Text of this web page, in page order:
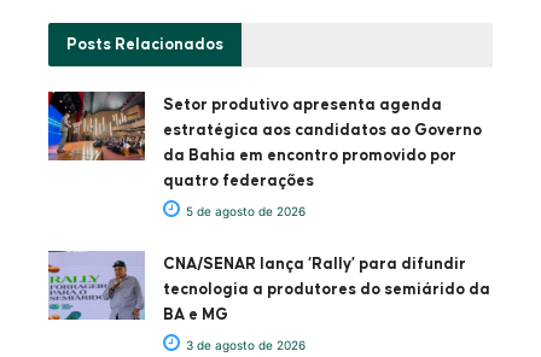
Posts Relacionados
Setor produtivo apresenta agenda
estratégica aos candidatos ao Governo
da Bahia em encontro promovido por
quatro federações
5 de agosto de 2026
CNA/SENAR lança ‘Rally’ para difundir
tecnologia a produtores do semiárido da
BA e MG
3 de agosto de 2026